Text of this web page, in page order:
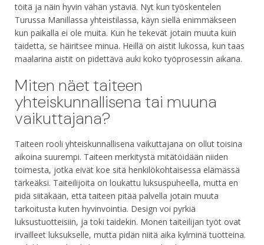
töitä ja näin hyvin vähän ystäviä. Nyt kun työskentelen
Turussa Manillassa yhteistilassa, käyn siellä enimmäkseen
kun paikalla ei ole muita. Kun he tekevät jotain muuta kuin
taidetta, se häiritsee minua. Heillä on aistit lukossa, kun taas
maalarina aistit on pidettävä auki koko työprosessin aikana.
Miten näet taiteen
yhteiskunnallisena tai muuna
vaikuttajana?
Taiteen rooli yhteiskunnallisena vaikuttajana on ollut toisina
aikoina suurempi. Taiteen merkitystä mitätöidään niiden
toimesta, jotka eivät koe sitä henkilökohtaisessa elämässä
tärkeäksi. Taiteilijoita on loukattu luksuspuheella, mutta en
pidä siitäkään, että taiteen pitää palvella jotain muuta
tarkoitusta kuten hyvinvointia. Design voi pyrkiä
luksustuotteisiin, ja toki taidekin. Monen taiteilijan työt ovat
irvailleet luksukselle, mutta pidän niitä aika kylminä tuotteina.